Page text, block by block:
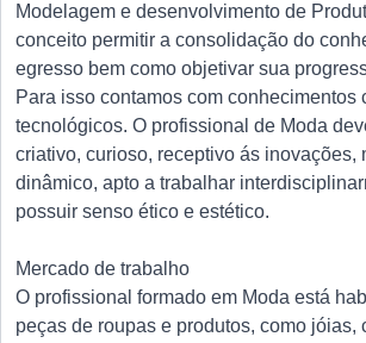
Modelagem e desenvolvimento de
conceito permitir a consolidação do
egresso bem como objetivar sua
Para isso contamos com conhecimentos
tecnológicos. O profissional de Moda
criativo, curioso, receptivo ás inovações,
dinâmico, apto a trabalhar
possuir senso ético e estético.
Mercado de trabalho
O profissional formado em Moda está
peças de roupas e produtos, como jóias,